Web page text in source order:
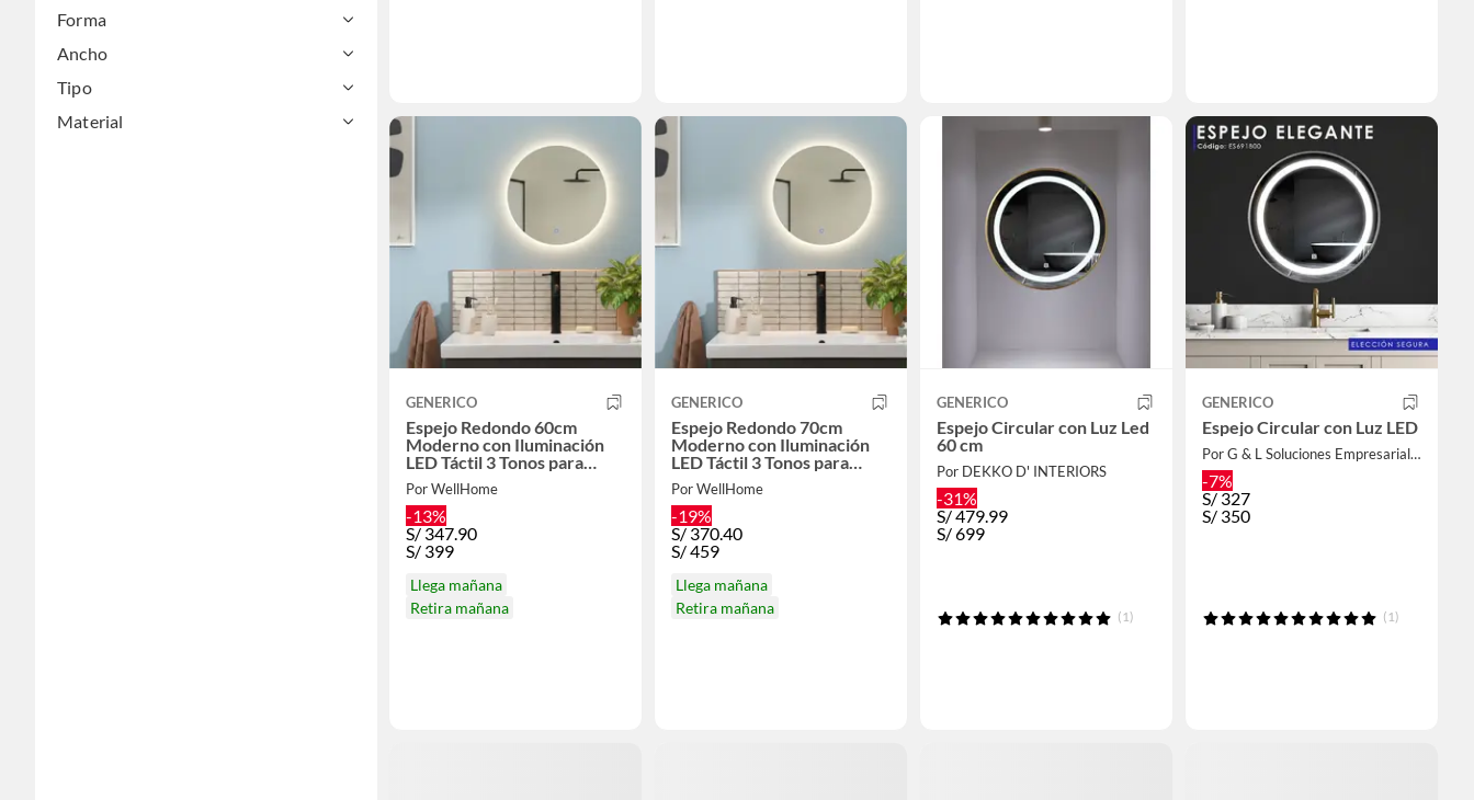
Forma
Ancho
Tipo
Material
GENERICO
Espejo Redondo 60cm
Moderno con Iluminación
LED Táctil 3 Tonos para
Baño o Tocador
Por WellHome
-13%
S/347.90
S/ 399
Llega mañana
Retira mañana
GENERICO
Espejo Redondo 70cm
Moderno con Iluminación
LED Táctil 3 Tonos para
Baño o Tocador
Por WellHome
-19%
S/370.40
S/459
Llega mañana
Retira mañana
GENERICO
Espejo Circular con Luz Led
60 cm
Por DEKKO D' INTERIORS
-31%
S/479.99
S/699
(1)
GENERICO
Espejo Circular con Luz LED
Por G & L Soluciones Empresariales
-7%
S/327
S/ 350
(1)